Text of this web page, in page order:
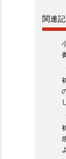
関連
よ